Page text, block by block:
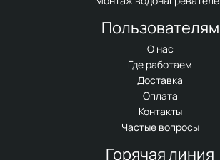
Пользователям
О нас
Где работаем
Доставка
Оплата
Контакты
Частые вопросы
Горячая линия